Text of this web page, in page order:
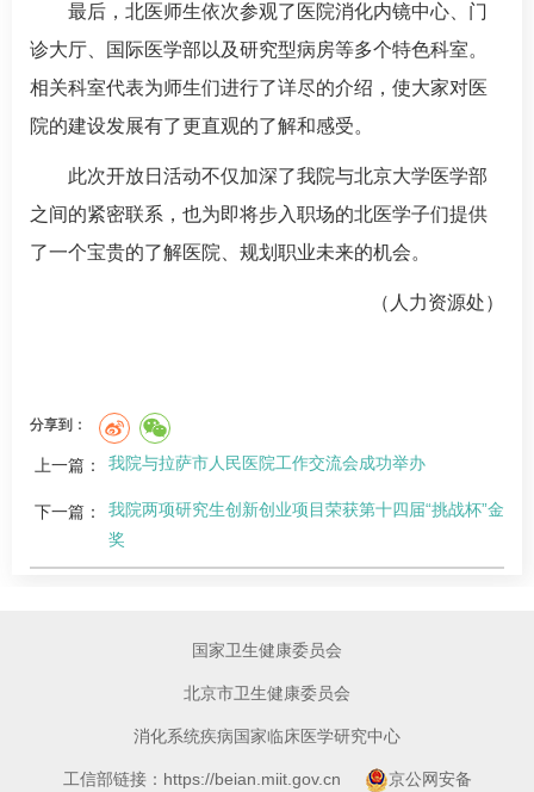
最后，北医师生依次参观了医院消化内镜中心、门
诊大厅、
国际医学部 以及研究型病房等多个特色科室。
相关科室代表为师生们进行了详尽的介绍，使大家对医
院的建设发展有了更直观的了解和感受。
此次开放日活动不仅加深了我院与北京大学医学部
之间的紧密联系，也为即将步入职场的北医学子们提供
了一个宝贵的了解医院、规划职业未来的机会。
（人力资源处）
分享到：
上一篇： 我院与拉萨市人民医院工作交流会成功举办
下一篇：
我院两项研究生创新创业项目荣获第十四届“挑战杯”金
奖
国家卫生健康委员会
北京市卫生健康委员会
消化系统疾病国家临床医学研究中心
工信部链接：https://beian.miit.gov.cn 京公网安备